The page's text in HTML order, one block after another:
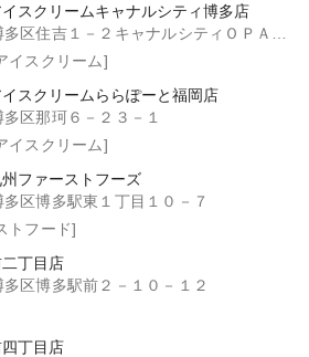
スクリームキャナルシティ博多店
住吉１－２キャナルシティＯＰＡ Ｂ１Ｆ
イスクリーム]
スクリームららぽーと福岡店
区那珂６－２３－１
イスクリーム]
ファーストフーズ
区博多駅東１丁目１０－７
フード]
丁目店
区博多駅前２－１０－１２
丁目店